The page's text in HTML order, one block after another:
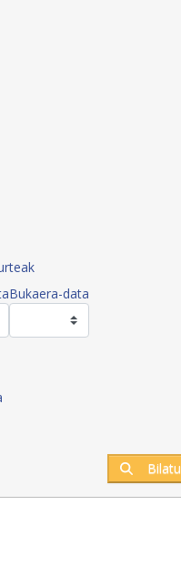
Bukaera-data
Bilatu